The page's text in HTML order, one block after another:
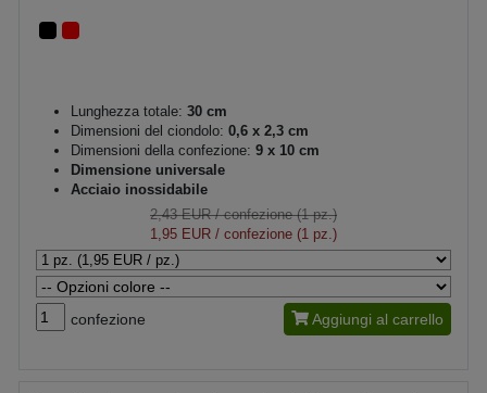
Lunghezza totale: 30 cm
Dimensioni del ciondolo: 0,6 x 2,3 cm
Dimensioni della confezione: 9 x 10 cm
Dimensione universale
Acciaio inossidabile
2,43 EUR/ confezione (1 pz.)
1,95 EUR / confezione (1 pz.)
confezione Aggiungi al carrello